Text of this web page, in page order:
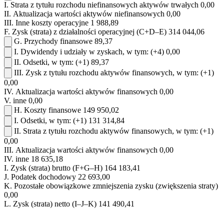
I. Strata z tytułu rozchodu niefinansowych aktywów trwałych 0,00
II. Aktualizacja wartości aktywów niefinansowych 0,00
III. Inne koszty operacyjne 1 988,89
F. Zysk (strata) z działalności operacyjnej (C+D–E) 314 044,06
G. Przychody finansowe 89,37
I. Dywidendy i udziały w zyskach, w tym: (+4) 0,00
II. Odsetki, w tym: (+1) 89,37
III. Zysk z tytułu rozchodu aktywów finansowych, w tym: (+1)
0,00
IV. Aktualizacja wartości aktywów finansowych 0,00
V. inne 0,00
H. Koszty finansowe 149 950,02
I. Odsetki, w tym: (+1) 131 314,84
II. Strata z tytułu rozchodu aktywów finansowych, w tym: (+1)
0,00
III. Aktualizacja wartości aktywów finansowych 0,00
IV. inne 18 635,18
I. Zysk (strata) brutto (F+G–H) 164 183,41
J. Podatek dochodowy 22 693,00
K. Pozostałe obowiązkowe zmniejszenia zysku (zwiększenia straty)
0,00
L. Zysk (strata) netto (I–J–K) 141 490,41